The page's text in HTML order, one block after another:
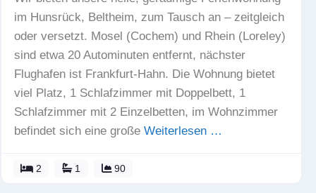
im Hunsrück, Beltheim, zum Tausch an – zeitgleich
oder versetzt. Mosel (Cochem) und Rhein (Loreley)
sind etwa 20 Autominuten entfernt, nächster
Flughafen ist Frankfurt-Hahn. Die Wohnung bietet
viel Platz, 1 Schlafzimmer mit Doppelbett, 1
Schlafzimmer mit 2 Einzelbetten, im Wohnzimmer
befindet sich eine große Weiterlesen …
2 1 90